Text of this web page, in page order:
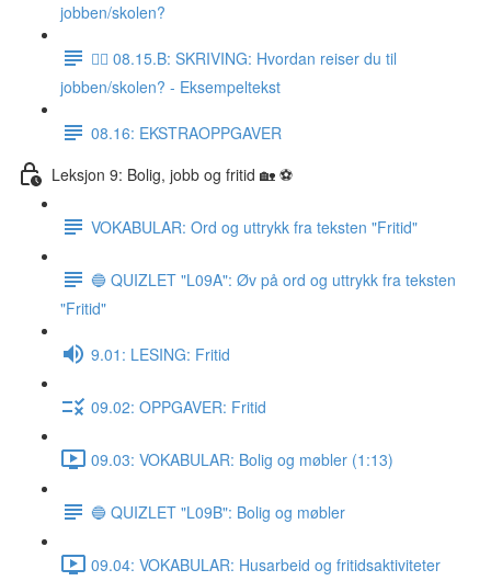
jobben/skolen?
✍🏼 08.15.B: SKRIVING: Hvordan reiser du til
jobben/skolen? - Eksempeltekst
08.16: EKSTRAOPPGAVER
Leksjon 9: Bolig, jobb og fritid 🏡 ⚽️
VOKABULAR: Ord og uttrykk fra teksten "Fritid"
🔵 QUIZLET "L09A": Øv på ord og uttrykk fra teksten
"Fritid"
9.01: LESING: Fritid
09.02: OPPGAVER: Fritid
09.03: VOKABULAR: Bolig og møbler (1:13)
🔵 QUIZLET "L09B": Bolig og møbler
09.04: VOKABULAR: Husarbeid og fritidsaktiviteter